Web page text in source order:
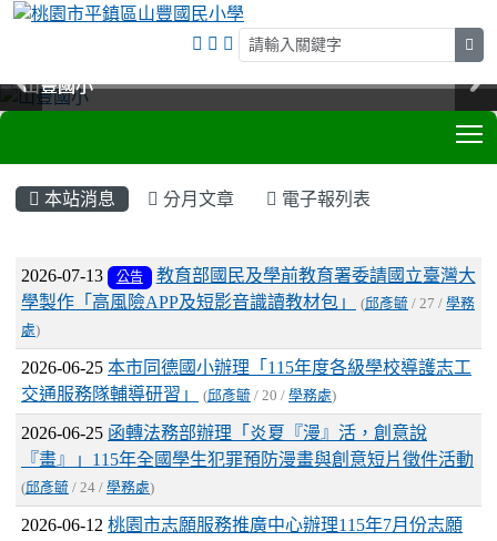
山豐國小
山豐國小
山豐國小
山豐國小
本站消息 分月文章 電子報列表
文章列表
2026-07-13 公告
教育部國民及學前教育署委請國立臺灣大
學製作「高風險APP及短影音識讀教材包」
(邱彥毓 / 27 / 學務
處)
2026-06-25 本市同德國小辦理「115年度各級學校導護志工
交通服務隊輔導研習」
(邱彥毓 / 20 / 學務處)
2026-06-25 函轉法務部辦理「炎夏『漫』活，創意說
『畫』」115年全國學生犯罪預防漫畫與創意短片徵件活動
(邱彥毓 / 24 / 學務處)
2026-06-12 桃園市志願服務推廣中心辦理115年7月份志願